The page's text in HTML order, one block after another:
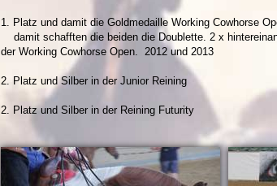
1. Platz und damit die Goldmedaille Working Cowhorse
damit schafften die beiden die Doublette. 2 x
der Working Cowhorse Open. 2012 und 2013
2. Platz und Silber in der Junior Reining
2. Platz und Silber in der Reining Futurity